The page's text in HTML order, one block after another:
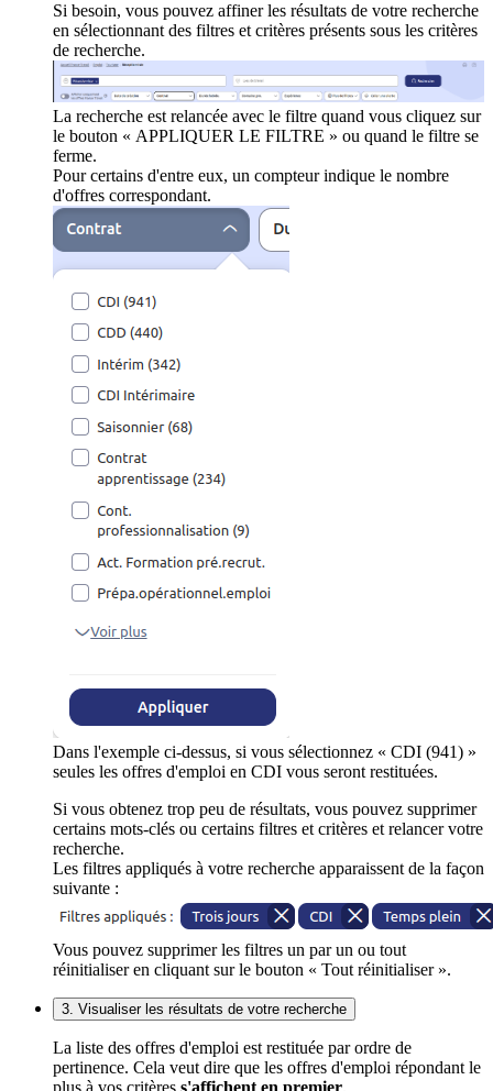
Si besoin, vous pouvez affiner les résultats de votre recherche
en sélectionnant des filtres et critères présents sous les critères
de recherche.
La recherche est relancée avec le filtre quand vous cliquez sur
le bouton « APPLIQUER LE FILTRE » ou quand le filtre se
ferme.
Pour certains d'entre eux, un compteur indique le nombre
d'offres correspondant.
Dans l'exemple ci-dessus, si vous sélectionnez « CDI (941) »
seules les offres d'emploi en CDI vous seront restituées.
Si vous obtenez trop peu de résultats, vous pouvez supprimer
certains mots-clés ou certains filtres et critères et relancer votre
recherche.
Les filtres appliqués à votre recherche apparaissent de la façon
suivante :
Vous pouvez supprimer les filtres un par un ou tout
réinitialiser en cliquant sur le bouton « Tout réinitialiser ».
3. Visualiser les résultats de votre recherche
La liste des offres d'emploi est restituée par ordre de
pertinence. Cela veut dire que les offres d'emploi répondant le
plus à vos critères s'affichent en premier.